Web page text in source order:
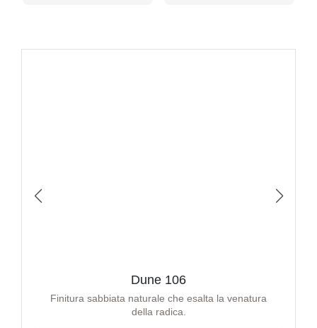
Dune 106
Finitura sabbiata naturale che esalta la venatura
della radica.